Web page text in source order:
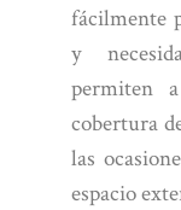
fácilmente
y
permiten
cobertura
las
espacio